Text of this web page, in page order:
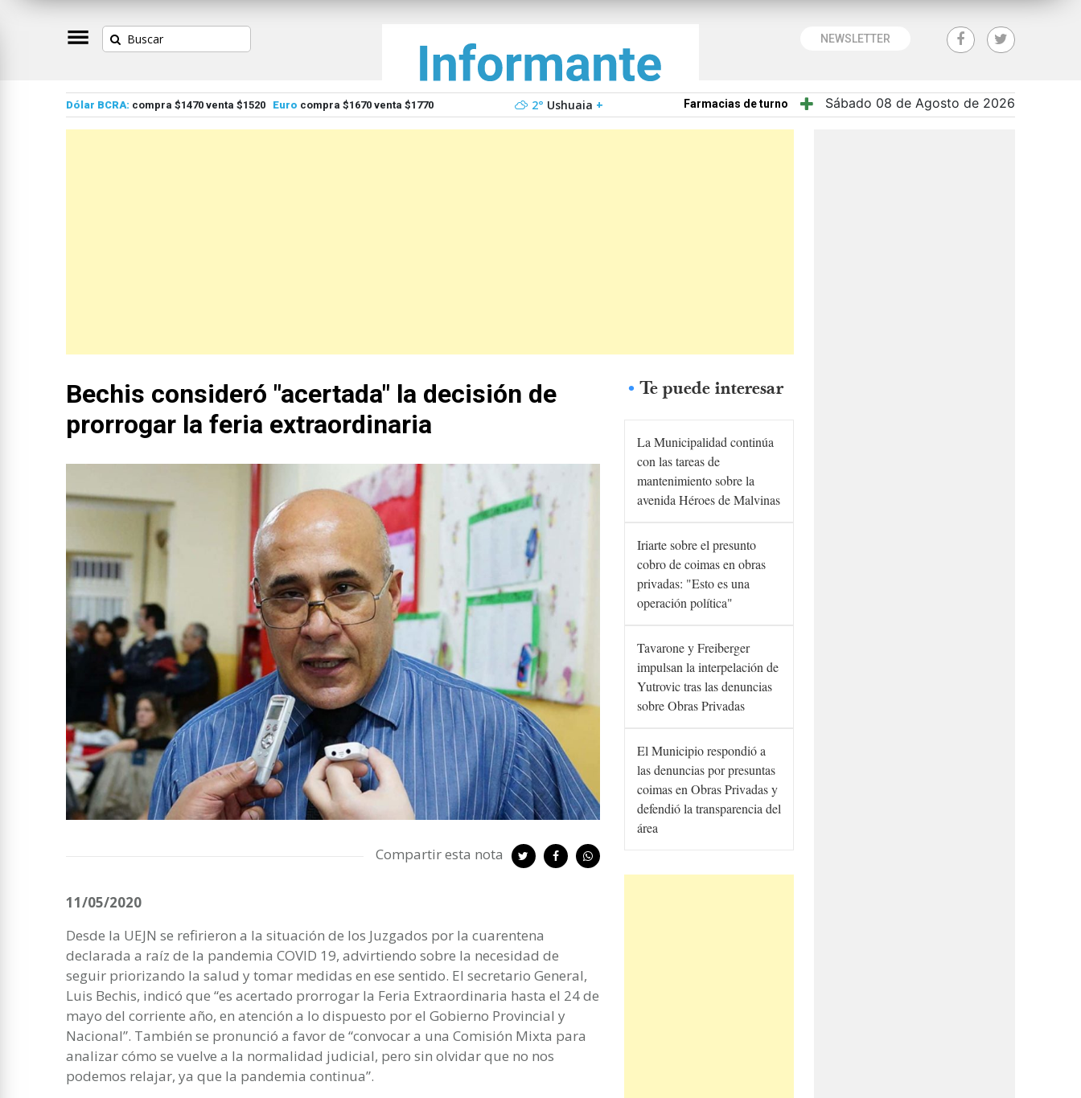
NEWSLETTER
Dólar BCRA: compra $1470 venta $1520 Euro compra $1670 venta $1770 2° Ushuaia + Farmacias de turno Sábado 08 de Agosto de 2026
Bechis consideró "acertada" la decisión de
prorrogar la feria extraordinaria
Compartir esta nota
11/05/2020
Desde la UEJN se refirieron a la situación de los Juzgados por la cuarentena
declarada a raíz de la pandemia COVID 19, advirtiendo sobre la necesidad de
seguir priorizando la salud y tomar medidas en ese sentido. El secretario General,
Luis Bechis, indicó que “es acertado prorrogar la Feria Extraordinaria hasta el 24 de
mayo del corriente año, en atención a lo dispuesto por el Gobierno Provincial y
Nacional”. También se pronunció a favor de “convocar a una Comisión Mixta para
analizar cómo se vuelve a la normalidad judicial, pero sin olvidar que no nos
podemos relajar, ya que la pandemia continua”.
Te puede interesar
La Municipalidad continúa
con las tareas de
mantenimiento sobre la
avenida Héroes de Malvinas
Iriarte sobre el presunto
cobro de coimas en obras
privadas: "Esto es una
operación política"
Tavarone y Freiberger
impulsan la interpelación de
Yutrovic tras las denuncias
sobre Obras Privadas
El Municipio respondió a
las denuncias por presuntas
coimas en Obras Privadas y
defendió la transparencia del
área